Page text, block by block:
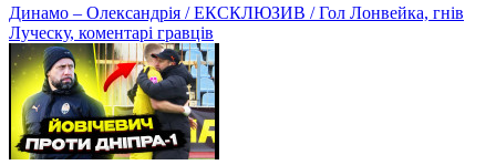
Победное возвращение Зинченко, успех Миколенко в
Эвертоне и сложный матч ПСЖ